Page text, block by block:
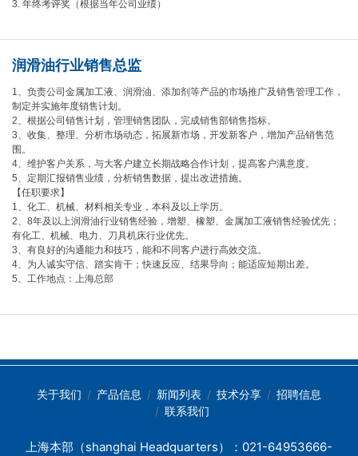
3. 年终考评奖（根据当年公司业绩）
润滑油行业销售总监
1、负责公司金属加工液、润滑油、添加剂等产品的市场推广及销售管理工作，
制定并实施年度销售计划。
2、根据公司销售计划，管理销售团队，完成销售部销售指标。
3、收集、整理、分析市场动态，拓展新市场，开发新客户，增加产品销售范
围。
4、维护客户关系，与大客户建立长期战略合作计划，提高客户满意度。
5、定期汇报销售业绩，分析销售数据，提出改进措施。
【任职要求】
1、化工、机械、材料相关专业，本科及以上学历。
2、8年及以上润滑油行业销售经验，增塑、橡塑、金属加工液销售经验优先；
有化工、机械、电力、刀具机床行业优先。
3、有良好的沟通能力和技巧，能和不同客户进行高效交流。
4、为人诚实守信、踏实肯干；快速反应、结果导向；能适应短期出差。
5、工作地点：上海总部
关于我们 产品信息 新闻列表 技术分享
招聘信息
联系我们
上海本部（shanghai Headquarters）：021-64953666-